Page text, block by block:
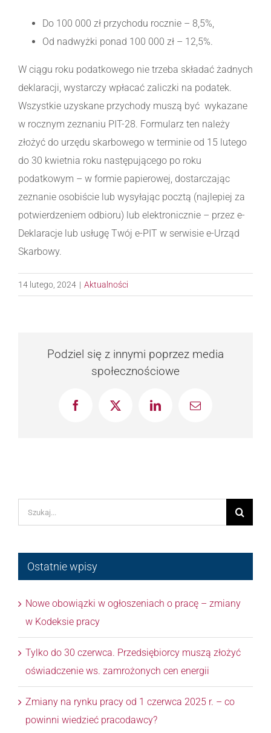
Do 100 000 zł przychodu rocznie – 8,5%,
Od nadwyżki ponad 100 000 zł – 12,5%.
W ciągu roku podatkowego nie trzeba składać żadnych
deklaracji, wystarczy wpłacać zaliczki na podatek.
Wszystkie uzyskane przychody muszą być wykazane
w rocznym zeznaniu PIT-28. Formularz ten należy
złożyć do urzędu skarbowego w terminie od 15 lutego
do 30 kwietnia roku następującego po roku
podatkowym – w formie papierowej, dostarczając
zeznanie osobiście lub wysyłając pocztą (najlepiej za
potwierdzeniem odbioru) lub elektronicznie – przez e-
Deklaracje lub usługę Twój e-PIT w serwisie e-Urząd
Skarbowy.
14 lutego, 2024 | Aktualności
Podziel się z innymi poprzez media
społecznościowe
FacebookX LinkedInEmail
Szukaj
Ostatnie wpisy
Nowe obowiązki w ogłoszeniach o pracę – zmiany
w Kodeksie pracy
Tylko do 30 czerwca. Przedsiębiorcy muszą złożyć
oświadczenie ws. zamrożonych cen energii
Zmiany na rynku pracy od 1 czerwca 2025 r. – co
powinni wiedzieć pracodawcy?